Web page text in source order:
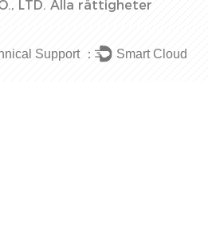
LTD. Alla rättigheter
Support ： Smart Cloud